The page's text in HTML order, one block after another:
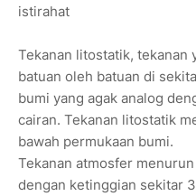
istirahat
Tekanan litostatik, tekanan
batuan oleh batuan di
bumi yang agak analog
cairan. Tekanan litostatik
bawah permukaan bumi.
Tekanan atmosfer
dengan ketinggian sekitar